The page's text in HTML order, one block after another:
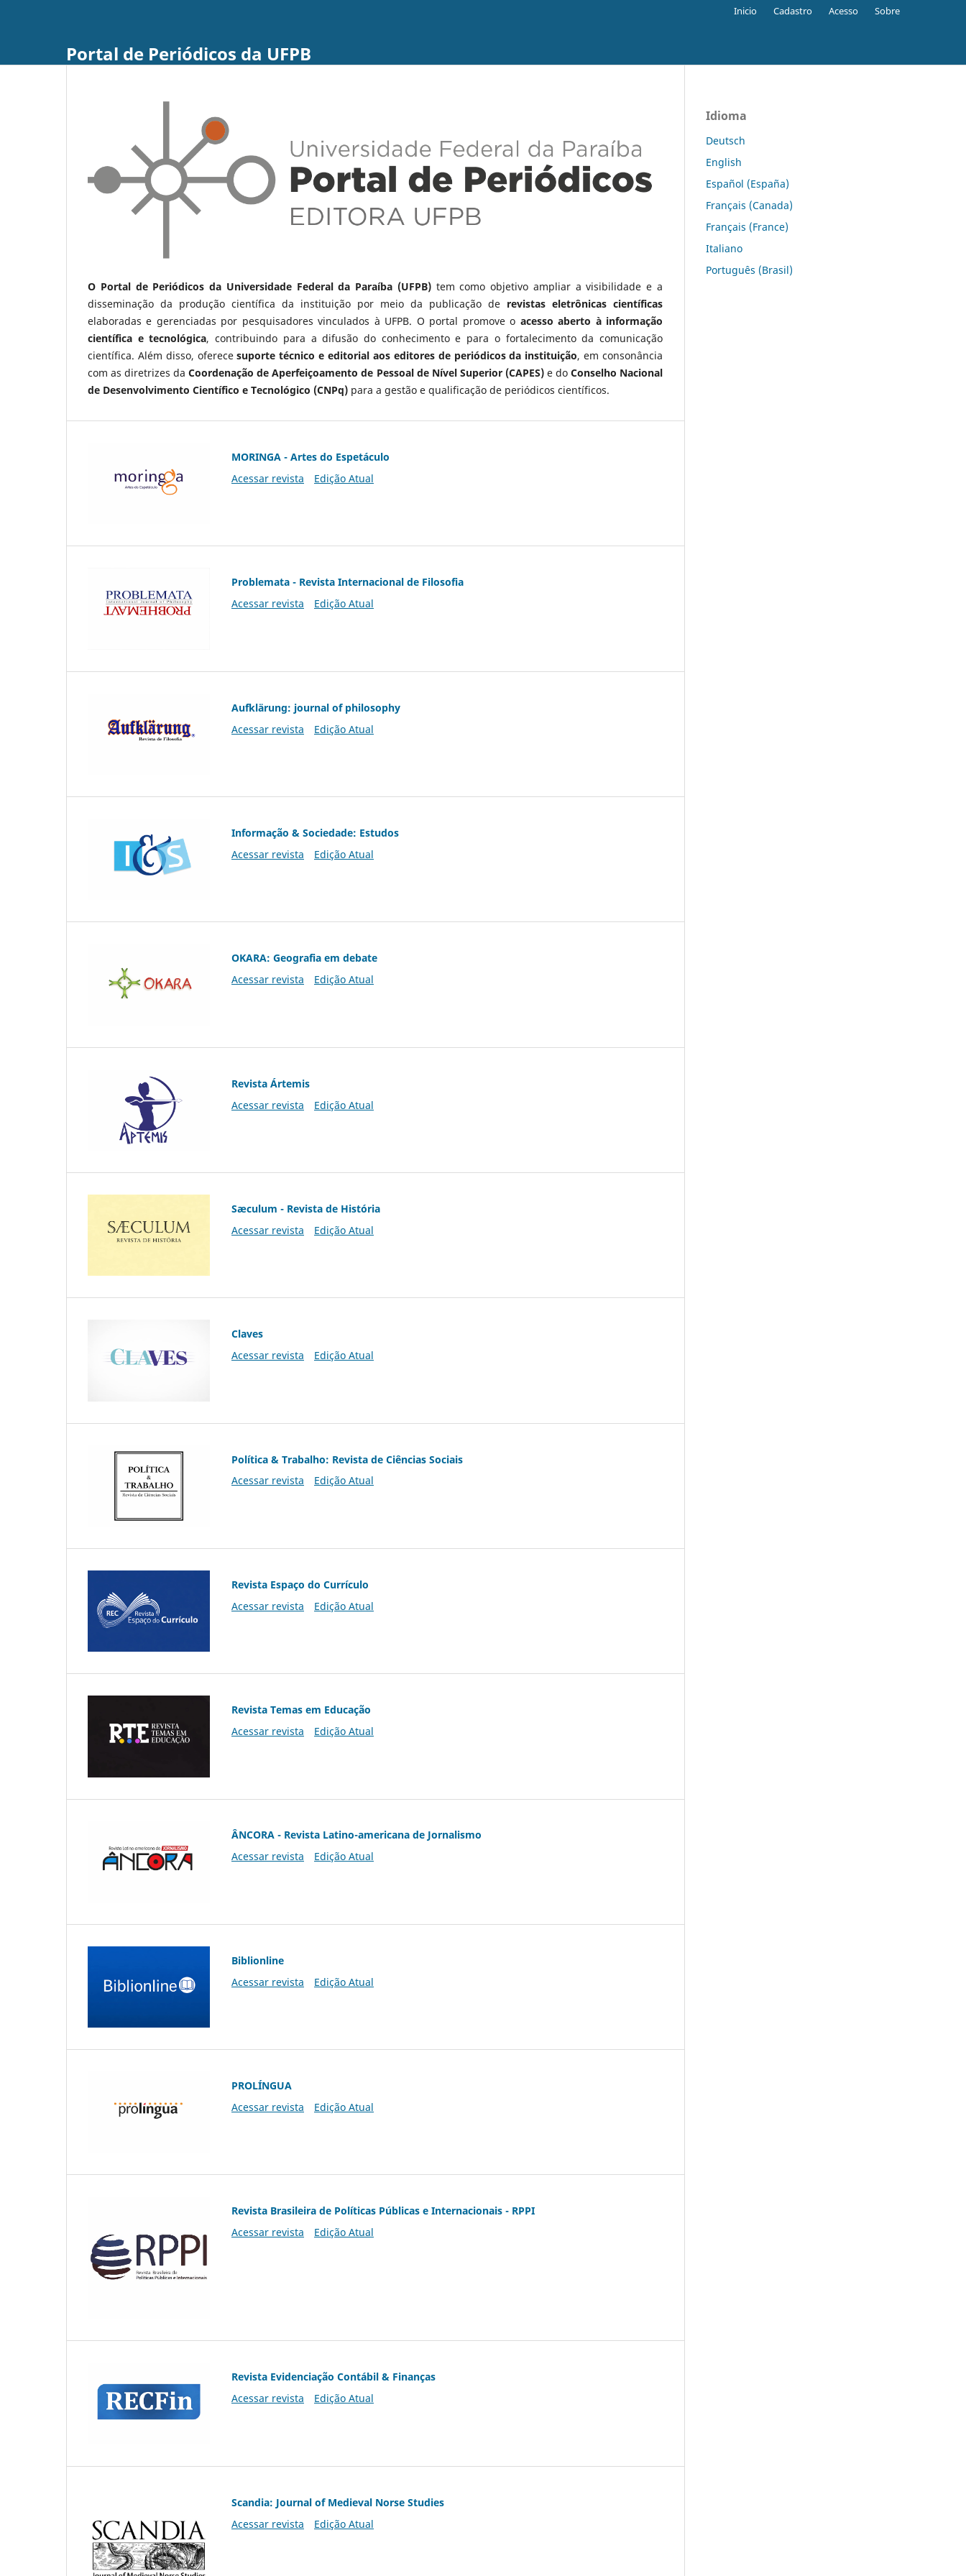
Portal de Periódicos da UFPB
Inicio Cadastro Acesso Sobre
O Portal de Periódicos da Universidade Federal da Paraíba (UFPB)tem como objetivo ampliar a visibilidade e a
disseminação da produção científica da instituição por meio da publicação de revistas eletrônicas científicas
elaboradas e gerenciadas por pesquisadores vinculados à UFPB. O portal promove o acesso aberto à informação
científica e tecnológica, contribuindo para a difusão do conhecimento e para o fortalecimento da comunicação
científica. Além disso, oferecesuporte técnico e editorial aos editores de periódicos da instituição, em consonância
com as diretrizes daCoordenação de Aperfeiçoamento de Pessoal de Nível Superior (CAPES)e do Conselho Nacional
de Desenvolvimento Científico e Tecnológico (CNPq) para a gestão e qualificação de periódicos científicos.
MORINGA - Artes do Espetáculo
Acessar revista
Edição Atual
Problemata - Revista Internacional de Filosofia
Acessar revista
Edição Atual
Aufklärung: journal of philosophy
Acessar revista
Edição Atual
Informação & Sociedade: Estudos
Acessar revista
Edição Atual
OKARA: Geografia em debate
Acessar revista
Edição Atual
Revista Ártemis
Acessar revista
Edição Atual
Sæculum - Revista de História
Acessar revista
Edição Atual
Claves
Acessar revista
Edição Atual
Política & Trabalho: Revista de Ciências Sociais
Acessar revista
Edição Atual
Revista Espaço do Currículo
Acessar revista
Edição Atual
Revista Temas em Educação
Acessar revista
Edição Atual
ÂNCORA - Revista Latino-americana de Jornalismo
Acessar revista
Edição Atual
Biblionline
Acessar revista
Edição Atual
PROLÍNGUA
Acessar revista
Edição Atual
Revista Brasileira de Políticas Públicas e Internacionais - RPPI
Acessar revista
Edição Atual
Revista Evidenciação Contábil & Finanças
Acessar revista
Edição Atual
Scandia: Journal of Medieval Norse Studies
Acessar revista
Edição Atual
Idioma
Deutsch
English
Español (España)
Français (Canada)
Français (France)
Italiano
Português (Brasil)